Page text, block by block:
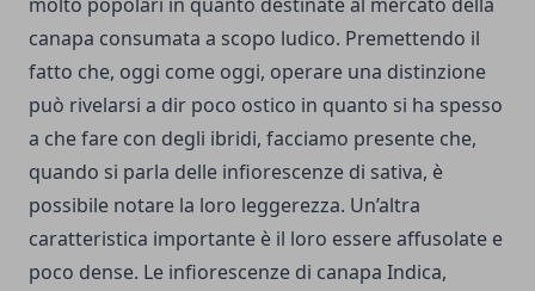
canapa consumata a scopo ludico. Premettendo il
fatto che, oggi come oggi, operare una distinzione
può rivelarsi a dir poco ostico in quanto si ha spesso
a che fare con degli ibridi, facciamo presente che,
quando si parla delle infiorescenze di sativa, è
possibile notare la loro leggerezza. Un’altra
caratteristica importante è il loro essere affusolate e
poco dense. Le infiorescenze di canapa Indica,